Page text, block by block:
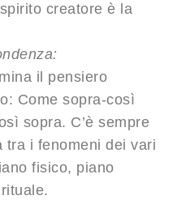
creatore è la
il pensiero
Come sopra-così
sopra. C’è sempre
tra i fenomeni dei vari
fisico, piano